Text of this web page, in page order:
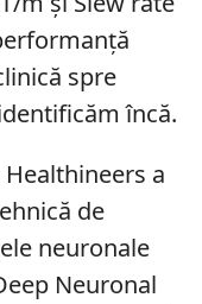
spre
încă.
a
de
neuronale
Neuronal